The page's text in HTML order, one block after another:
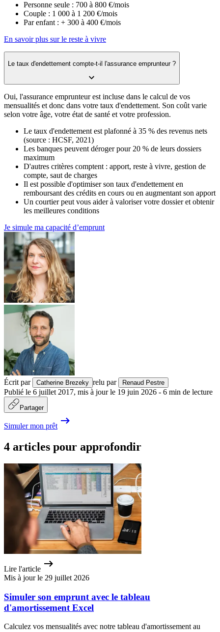
Personne seule : 700 à 800 €/mois
Couple : 1 000 à 1 200 €/mois
Par enfant : + 300 à 400 €/mois
En savoir plus sur le reste à vivre
Le taux d'endettement compte-t-il l'assurance emprunteur ?
Oui, l'assurance emprunteur est incluse dans le calcul de vos
mensualités et donc dans votre taux d'endettement. Son coût varie
selon votre âge, votre état de santé et votre profession.
Le taux d'endettement est plafonné à 35 % des revenus nets
(source : HCSF, 2021)
Les banques peuvent déroger pour 20 % de leurs dossiers
maximum
D'autres critères comptent : apport, reste à vivre, gestion de
compte, saut de charges
Il est possible d'optimiser son taux d'endettement en
remboursant des crédits en cours ou en augmentant son apport
Un courtier peut vous aider à valoriser votre dossier et obtenir
les meilleures conditions
Je simule ma capacité d’emprunt
Écrit par Catherine Brezeky relu par Renaud Pestre
Publié le 6 juillet 2017, mis à jour le 19 juin 2026 - 6 min de lecture
Partager
Simuler mon prêt
4 articles pour approfondir
Lire l'article
Mis à jour le 29 juillet 2026
Simuler son emprunt avec le tableau
d'amortissement Excel
Calculez vos mensualités avec notre tableau d'amortissement au